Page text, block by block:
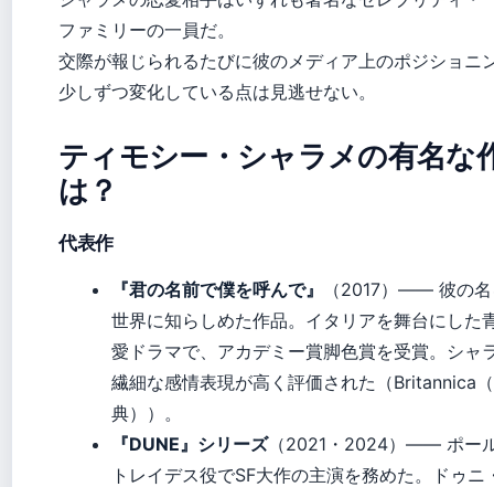
ファミリーの一員だ。
交際が報じられるたびに彼のメディア上のポジショニ
少しずつ変化している点は見逃せない。
ティモシー・シャラメの有名な
は？
代表作
『君の名前で僕を呼んで』
（2017）—— 彼の
世界に知らしめた作品。イタリアを舞台にした
愛ドラマで、アカデミー賞脚色賞を受賞。シャ
繊細な感情表現が高く評価された（Britannica
典））。
『DUNE』シリーズ（2021・2024）—— ポー
トレイデス役でSF大作の主演を務めた。ドゥニ